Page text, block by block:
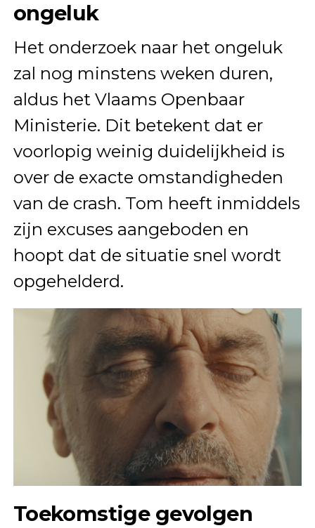
ongeluk
Het onderzoek naar het ongeluk
zal nog minstens weken duren,
aldus het Vlaams Openbaar
Ministerie. Dit betekent dat er
voorlopig weinig duidelijkheid is
over de exacte omstandigheden
van de crash. Tom heeft inmiddels
zijn excuses aangeboden en
hoopt dat de situatie snel wordt
opgehelderd.
Toekomstige gevolgen